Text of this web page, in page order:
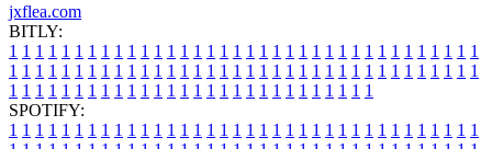
jxflea.com
BITLY:
1 1 1 1 1 1 1 1 1 1 1 1 1 1 1 1 1 1 1 1 1 1 1 1 1 1 1 1 1 1 1 1 1 1 1 1
1 1 1 1 1 1 1 1 1 1 1 1 1 1 1 1 1 1 1 1 1 1 1 1 1 1 1 1 1 1 1 1 1 1 1 1
1 1 1 1 1 1 1 1 1 1 1 1 1 1 1 1 1 1 1 1 1 1 1 1 1 1 1 1
SPOTIFY:
1 1 1 1 1 1 1 1 1 1 1 1 1 1 1 1 1 1 1 1 1 1 1 1 1 1 1 1 1 1 1 1 1 1 1 1